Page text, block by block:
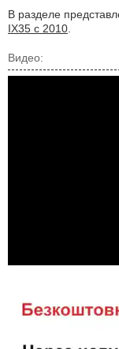
В разделе
IX35 с 2010
Видео: